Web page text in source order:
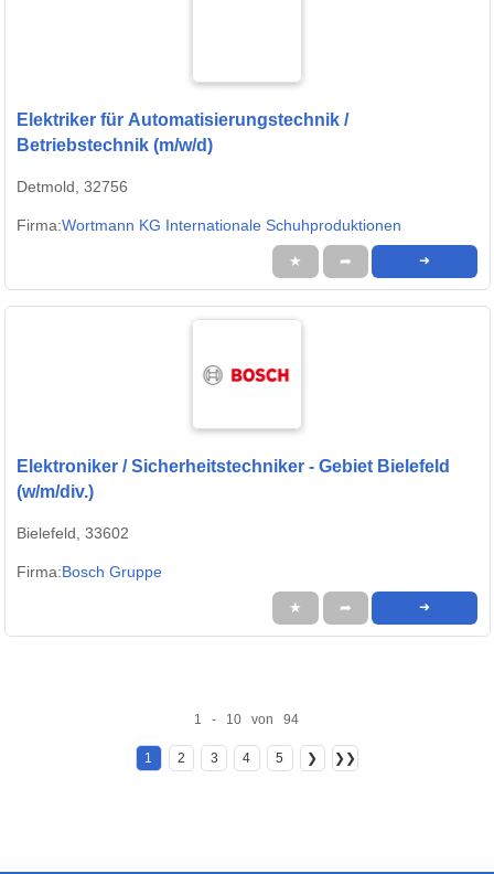
Elektriker für Automatisierungstechnik /
Betriebstechnik (m/w/d)
Detmold, 32756
Firma:Wortmann KG Internationale Schuhproduktionen
★ ➦ ➜
Elektroniker / Sicherheitstechniker - Gebiet Bielefeld
(w/m/div.)
Bielefeld, 33602
Firma:Bosch Gruppe
★ ➦ ➜
1 - 10 von 94
1 2 3 4 5 ❯ ❯❯